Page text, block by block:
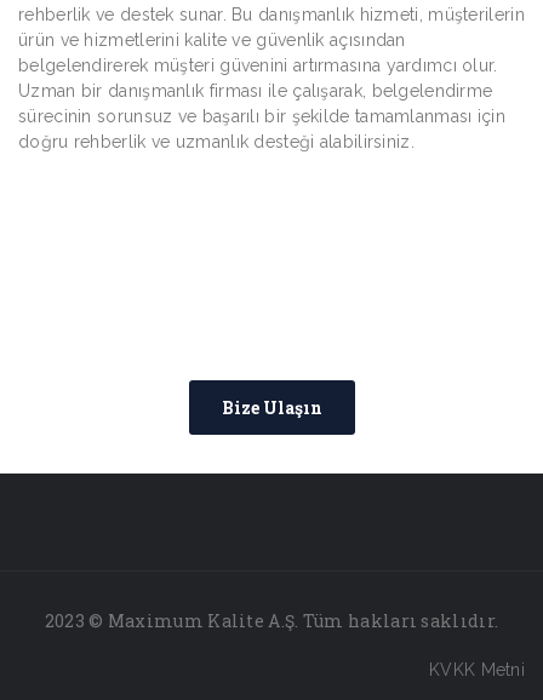
rehberlik ve destek sunar. Bu danışmanlık hizmeti, müşterilerin
ürün ve hizmetlerini kalite ve güvenlik açısından
belgelendirerek müşteri güvenini artırmasına yardımcı olur.
Uzman bir danışmanlık firması ile çalışarak, belgelendirme
sürecinin sorunsuz ve başarılı bir şekilde tamamlanması için
doğru rehberlik ve uzmanlık desteği alabilirsiniz.
Bize Ulaşın
2023 © Maximum Kalite A.Ş. Tüm hakları saklıdır.
KVKK Metni